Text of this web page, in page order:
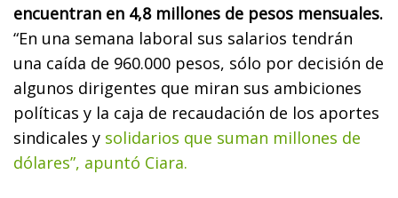
encuentran en 4,8 millones de pesos mensuales.
“En una semana laboral sus salarios tendrán
una caída de 960.000 pesos, sólo por decisión de
algunos dirigentes que miran sus ambiciones
políticas y la caja de recaudación de los aportes
sindicales y solidarios que suman millones de
dólares”, apuntó Ciara.